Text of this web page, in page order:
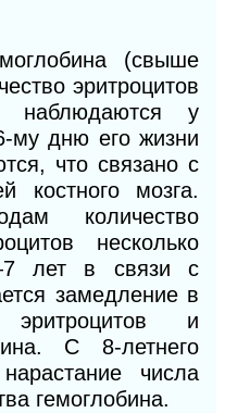
(свыше
эритроцитов
у
му дню его жизни
что связано с
костного мозга.
количество
несколько
лет в связи с
замедление в
и
С 8-летнего
числа
гемоглобина.